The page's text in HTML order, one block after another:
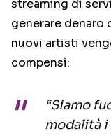
streaming di
generare denaro
nuovi artisti
compensi:
“Siamo
modalità